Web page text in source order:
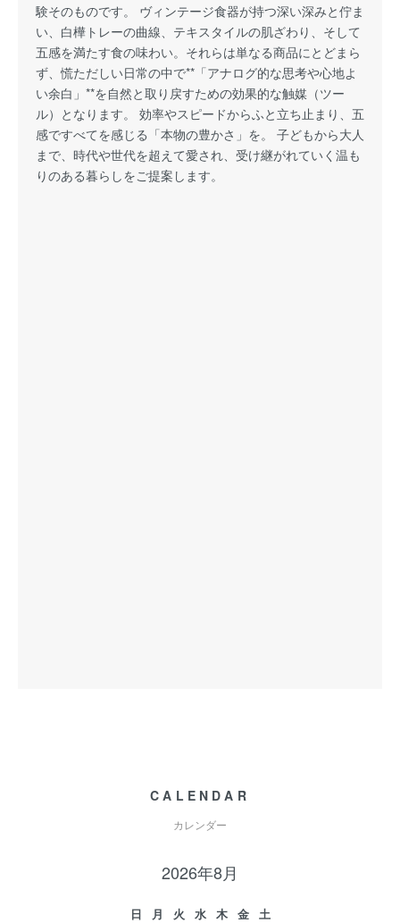
験そのものです。 ヴィンテージ食器が持つ深い深みと佇ま
い、白樺トレーの曲線、テキスタイルの肌ざわり、そして
五感を満たす食の味わい。それらは単なる商品にとどまら
ず、慌ただしい日常の中で**「アナログ的な思考や心地よ
い余白」**を自然と取り戻すための効果的な触媒（ツー
ル）となります。 効率やスピードからふと立ち止まり、五
感ですべてを感じる「本物の豊かさ」を。 子どもから大人
まで、時代や世代を超えて愛され、受け継がれていく温も
りのある暮らしをご提案します。
CALENDAR
カレンダー
2026年8月
日 月 火 水 木 金
土